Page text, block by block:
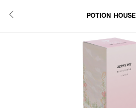
POTION HOUSE